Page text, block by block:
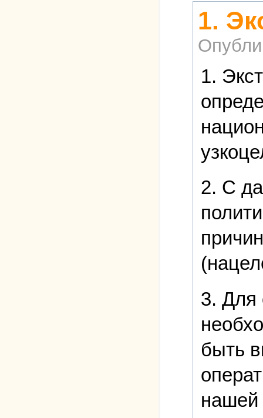
1.
1.
2. С
3. Для
быть
нашей